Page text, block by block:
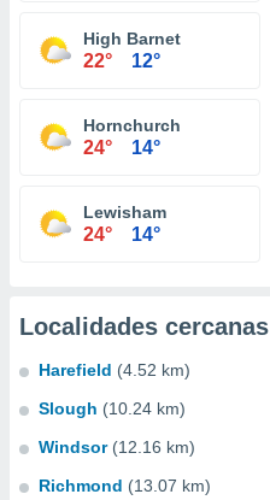
High Barnet
22° 12°
Hornchurch
24° 14°
Lewisham
24° 14°
Localidades cercanas
Harefield (4.52 km)
Slough (10.24 km)
Windsor (12.16 km)
Richmond (13.07 km)